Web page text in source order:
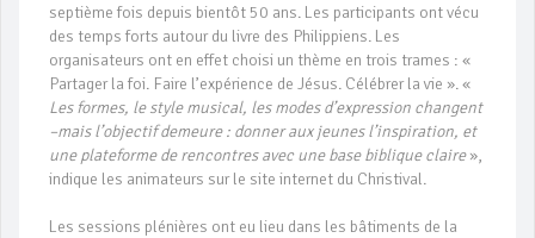
septième fois depuis bientôt 50 ans. Les participants ont vécu
des temps forts autour du livre des Philippiens. Les
organisateurs ont en effet choisi un thème en trois trames : «
Partager la foi. Faire l’expérience de Jésus. Célébrer la vie ». «
Les formes, le style musical, les modes d’expression changent
–​​mais l’objectif demeure : donner aux jeunes l’inspiration, et
une plateforme de rencontres avec une base biblique claire»,
indique les animateurs sur le site internet du Christival.
Les sessions plénières ont eu lieu dans les bâtiments de la